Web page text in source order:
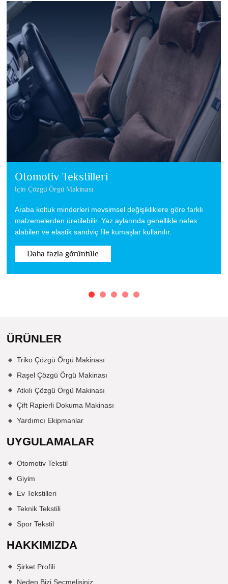
Otomotiv Tekstilleri
Için Çözgü Örgü Makinası
Araba koltuk minderleri mevsimsel değişikliklere göre farklı
malzemelerden üretilebilir. Yaz aylarında genellikle nefes
alabilen ve elastik sandviç file kumaşlar kullanılır.
Daha fazla görüntüle
ÜRÜNLER
Triko Çözgü Örgü Makinası
Raşel Çözgü Örgü Makinası
Atkılı Çözgü Örgü Makinası
Çift Rapierli Dokuma Makinası
Yardımcı Ekipmanlar
UYGULAMALAR
Otomotiv Tekstil
Giyim
Ev Tekstilleri
Teknik Tekstili
Spor Tekstil
HAKKIMIZDA
Şirket Profili
Neden Bizi Seçmelisiniz